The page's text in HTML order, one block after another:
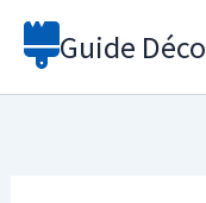
Aller
Guide Déco